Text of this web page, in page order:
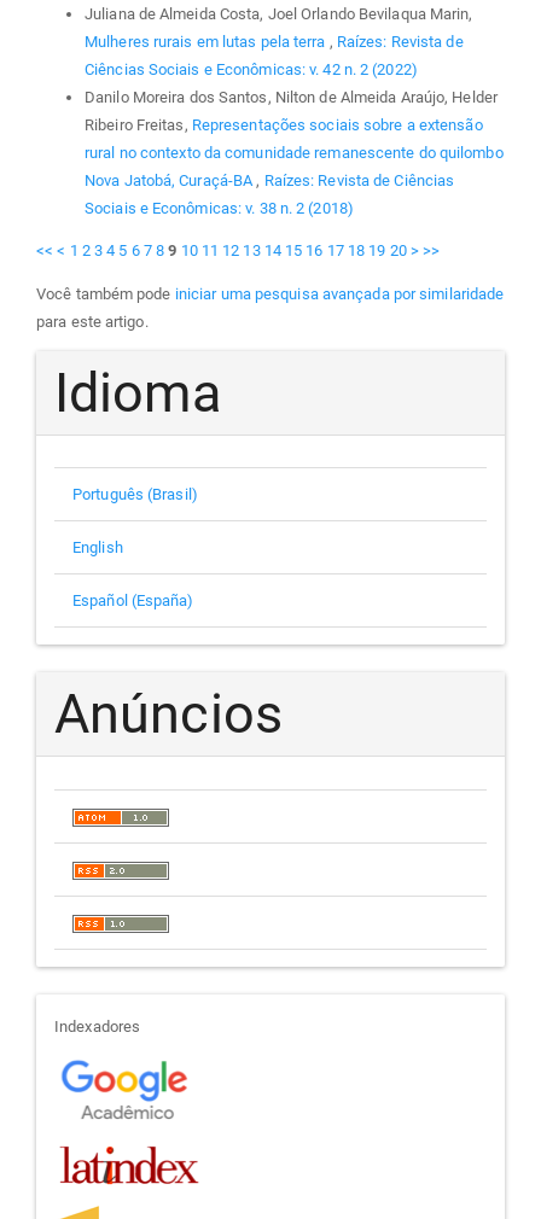
Juliana de Almeida Costa, Joel Orlando Bevilaqua Marin,
Mulheres rurais em lutas pela terra , Raízes: Revista de
Ciências Sociais e Econômicas: v. 42 n. 2 (2022)
Danilo Moreira dos Santos, Nilton de Almeida Araújo, Helder
Ribeiro Freitas, Representações sociais sobre a extensão
rural no contexto da comunidade remanescente do quilombo
Nova Jatobá, Curaçá-BA, Raízes: Revista de Ciências
Sociais e Econômicas: v. 38 n. 2 (2018)
<< < 1 2 3 4 5 6 7 8 9 10 11 12 13 14 15 16 17 18 19 20 > >>
Você também pode iniciar uma pesquisa avançada por similaridade
para este artigo.
Idioma
Português (Brasil)
English
Español (España)
Anúncios
indexadores
Indexadores